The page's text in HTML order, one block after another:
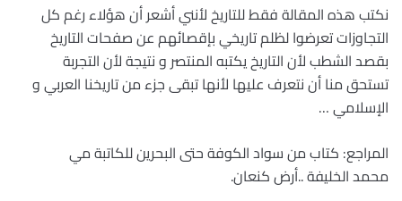
نكتب هذه المقالة فقط للتاريخ لأنني أشعر أن هؤلاء رغم كل
التجاوزات تعرضوا لظلم تاريخي بإقصائهم عن صفحات التاريخ
بقصد الشطب لأن التاريخ يكتبه المنتصر و نتيجة لأن التجربة
تستحق منا أن نتعرف عليها لأنها تبقى جزء من تاريخنا العربي و
الإسلامي …
المراجع: كتاب من سواد الكوفة حتى البحرين للكاتبة مي
محمد الخليفة ..أرض كنعان.